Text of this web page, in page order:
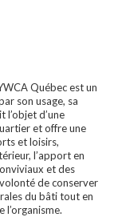
Québec est un
son usage, sa
l’objet d’une
et offre une
et loisirs,
l’apport en
et des
de conserver
du bâti tout en
l’organisme.